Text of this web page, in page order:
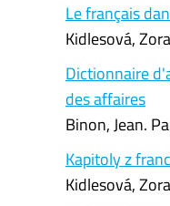
Le français
Kidlesová,
Dictionnaire
des affaires
Binon, Jean.
Kapitoly z
Kidlesová,